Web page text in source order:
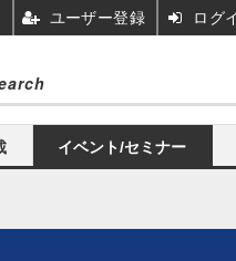
イベント/セミナー
ユーザー登録 ログ